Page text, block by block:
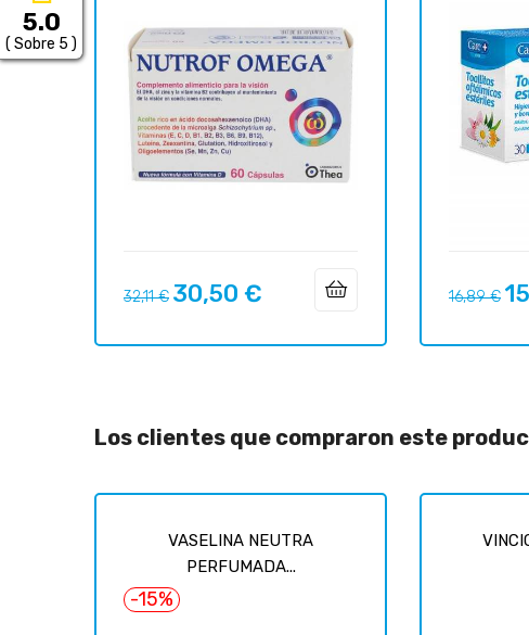
Precio
32,11 € Precio
30,50 €
Precio
16,89 €
Los clientes que compraron este
VASELINA NEUTRA
PERFUMADA...
-15%
5.0
( Sobre 5 )